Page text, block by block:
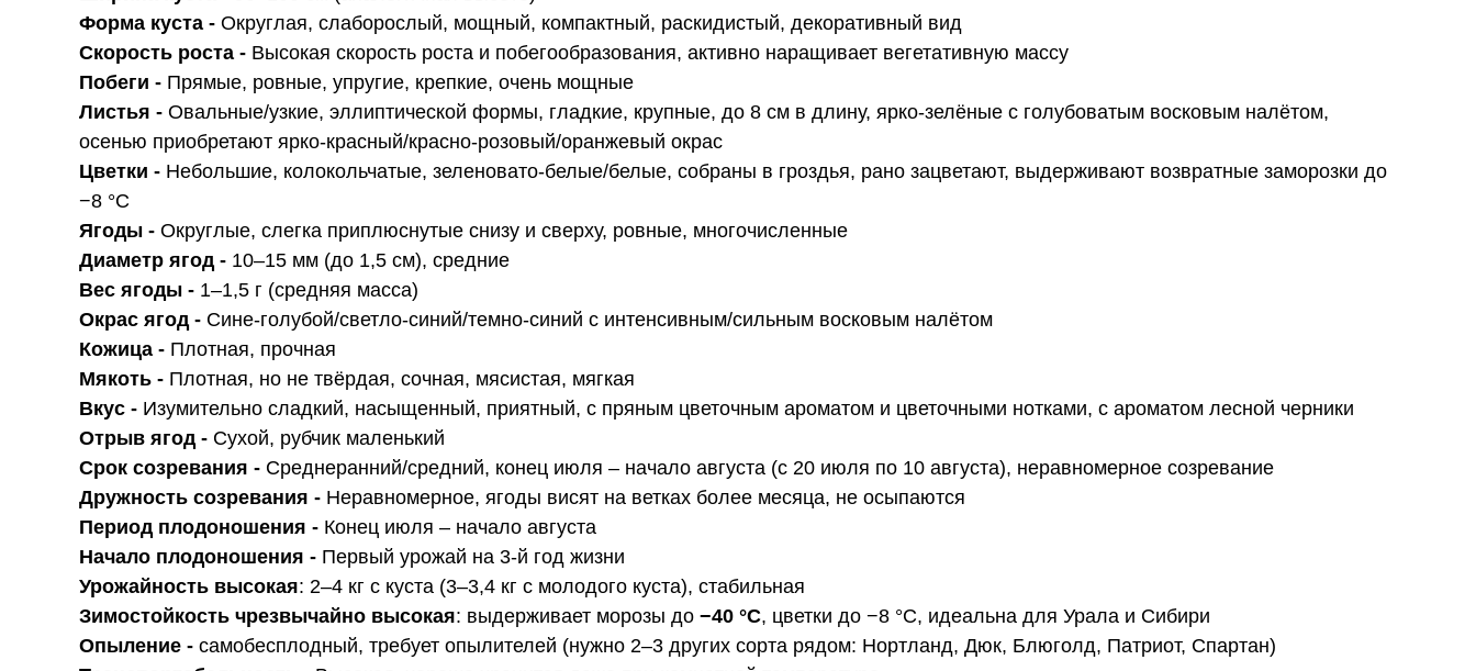
Форма куста - Округлая, слаборослый, мощный, компактный, раскидистый, декоративный вид
Скорость роста - Высокая скорость роста и побегообразования, активно наращивает вегетативную массу
Побеги - Прямые, ровные, упругие, крепкие, очень мощные
Листья - Овальные/узкие, эллиптической формы, гладкие, крупные, до 8 см в длину, ярко-зелёные с голубоватым восковым налётом,
осенью приобретают ярко-красный/красно-розовый/оранжевый окрас
Цветки - Небольшие, колокольчатые, зеленовато-белые/белые, собраны в гроздья, рано зацветают, выдерживают возвратные заморозки до
−8 °C
Ягоды - Округлые, слегка приплюснутые снизу и сверху, ровные, многочисленные
Диаметр ягод - 10–15 мм (до 1,5 см), средние
Вес ягоды - 1–1,5 г (средняя масса)
Окрас ягод - Сине-голубой/светло-синий/темно-синий с интенсивным/сильным восковым налётом
Кожица - Плотная, прочная
Мякоть - Плотная, но не твёрдая, сочная, мясистая, мягкая
Вкус - Изумительно сладкий, насыщенный, приятный, с пряным цветочным ароматом и цветочными нотками, с ароматом лесной черники
Отрыв ягод - Сухой, рубчик маленький
Срок созревания - Среднеранний/средний, конец июля – начало августа (с 20 июля по 10 августа), неравномерное созревание
Дружность созревания - Неравномерное, ягоды висят на ветках более месяца, не осыпаются
Период плодоношения - Конец июля – начало августа
Начало плодоношения - Первый урожай на 3-й год жизни
Урожайность высокая: 2–4 кг с куста (3–3,4 кг с молодого куста), стабильная
Зимостойкость чрезвычайно высокая: выдерживает морозы до −40 °C, цветки до −8 °C, идеальна для Урала и Сибири
Опыление - самобесплодный, требует опылителей (нужно 2–3 других сорта рядом: Нортланд, Дюк, Блюголд, Патриот, Спартан)